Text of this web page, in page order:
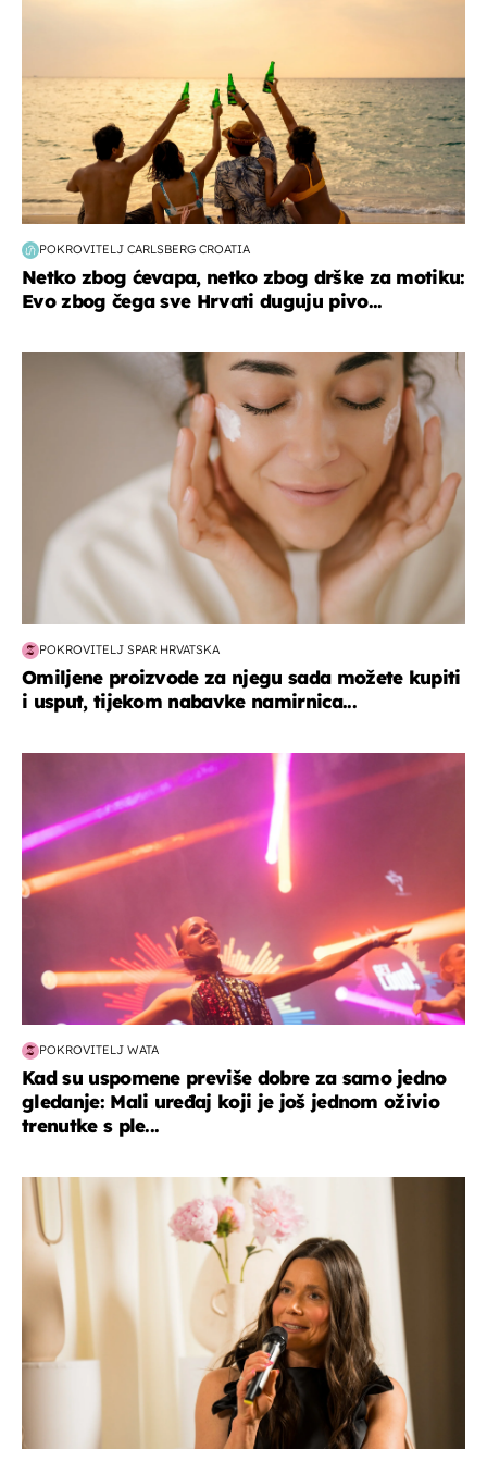
POKROVITELJ CARLSBERG CROATIA
Netko zbog ćevapa, netko zbog drške za motiku:
Evo zbog čega sve Hrvati duguju pivo...
moda & ljepota
POKROVITELJ SPAR HRVATSKA
Omiljene proizvode za njegu sada možete kupiti
i usput, tijekom nabavke namirnica...
POKROVITELJ WATA
Kad su uspomene previše dobre za samo jedno
gledanje: Mali uređaj koji je još jednom oživio
trenutke s ple...
moda & ljepota